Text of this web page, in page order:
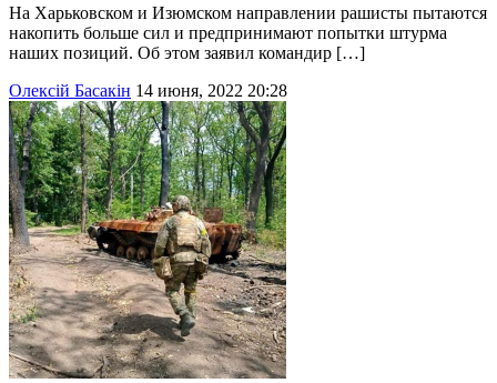
На Харьковском и Изюмском направлении рашисты пытаются
накопить больше сил и предпринимают попытки штурма
наших позиций. Об этом заявил командир […]
Олексій Басакін 14 июня, 2022 20:28